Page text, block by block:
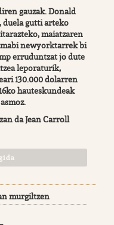
gauzak. Donald
duela gutti arteko
maiatzaren
newyorktarrek bi
erruduntzat jo dute
leporaturik,
130.000 dolarren
hauteskundeak
da Jean Carroll
murgiltzen